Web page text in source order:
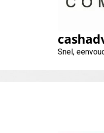
Snel,